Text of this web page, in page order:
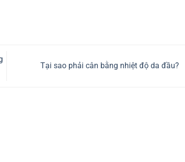
Tại sao phải cân bằng nhiệt độ da đầu?